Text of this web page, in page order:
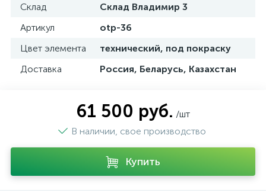
Склад
Склад Владимир 3
Артикул
otp-36
Цвет элемента
технический, под покраску
Доставка
Россия, Беларусь, Казахстан
61 500 руб. /шт
В наличии, свое производство
Купить